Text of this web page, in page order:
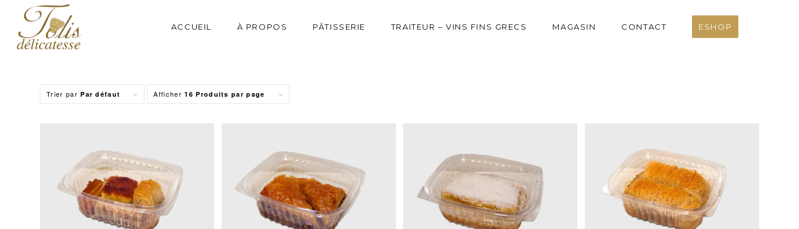
ACCUEIL À PROPOS PÂTISSERIE TRAITEUR – VINS FINS GRECS MAGASIN CONTACT ESHOP
Trier parPar défaut Afficher16 Produits par page